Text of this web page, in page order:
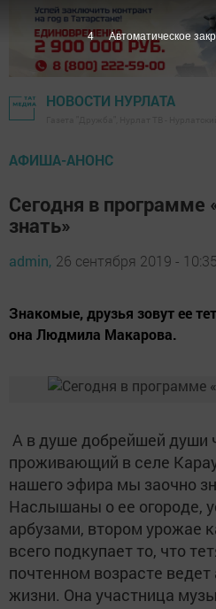
НОВОСТИ НУРЛАТА
АФИША-АНОНС
Сегодня в программе
знать»
admin, 26 сентября 2019 - 10:35
Знакомые, друзья зовут ее
она Людмила Макарова.
А в душе добрейшей души
проживающий в селе
нашего эфира мы заочно
Наслышаны о ее огороде,
арбузами, втором урожае
всего подкупает то, что
почтенном возрасте
жизни. Она участница
3 Автоматическое